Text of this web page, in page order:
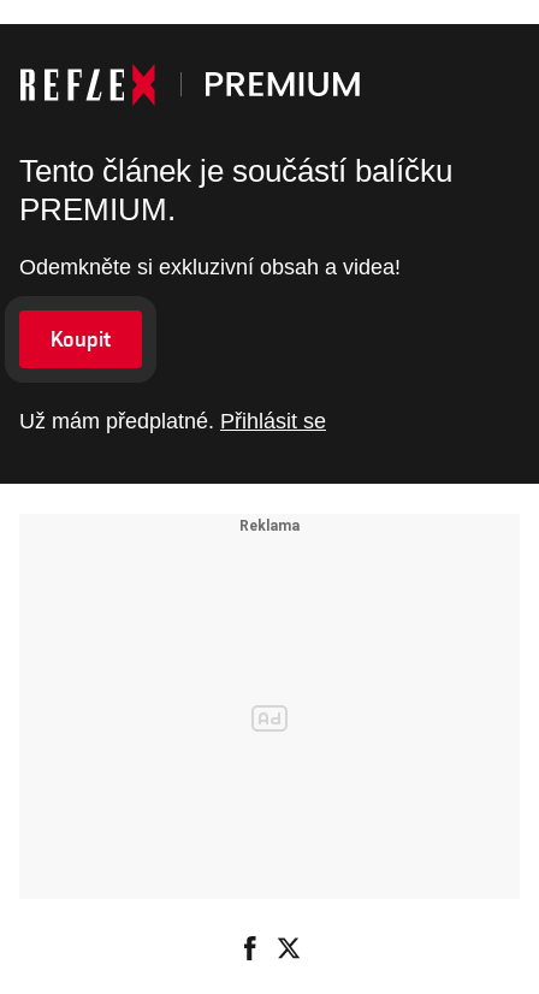
Tento článek je součástí balíčku
PREMIUM.
Odemkněte si exkluzivní obsah a videa!
Koupit
Už mám předplatné. Přihlásit se